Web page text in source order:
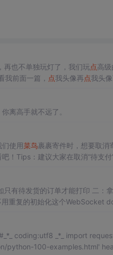
再也不单独玩灯了，我们玩点高
我前面一篇， 点我头像再点我头
离高手就不远了。
使用菜鸟裹裹寄件时，想要取消
！Tips：建议大家在取消“待支付
_*_ import requests fr
python/python-100-examples.html'